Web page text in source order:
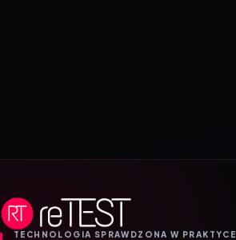
TECHNOLOGIA SPRAWDZONA W PRAKTYCE